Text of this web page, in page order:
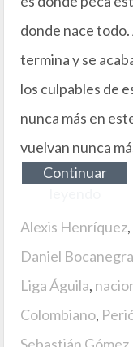
donde nace
termina y se
los culpables de
nunca más en
vuelvan nunca
Continuar
Alexis Henríquez,
Daniel Bocanegra
Liga Águila,
Colombiano,